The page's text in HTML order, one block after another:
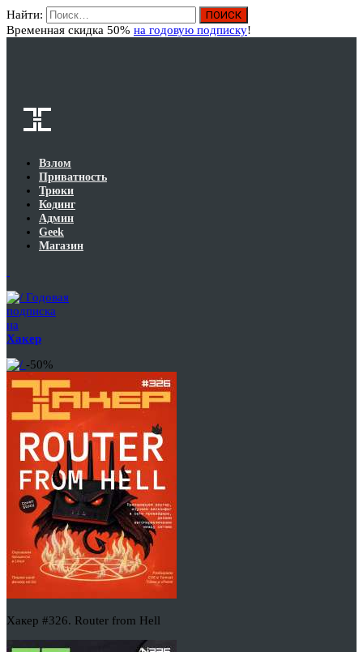
Найти:
Временная скидка 50% на годовую подписку!
Взлом
Приватность
Трюки
Кодинг
Админ
Geek
Магазин
Годовая
подписка
на
Хакер
-50%
Хакер #326. Router from Hell